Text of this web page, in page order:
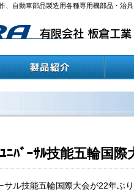
、自動車部品製造用各種専用機部品・治
ﾆﾊﾞｰｻﾙ技能五輪国
サル技能五輪国際大会が22年ぶ